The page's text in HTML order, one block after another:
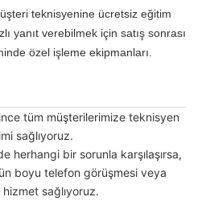
teknisyenine ücretsiz eğitim
yanıt verebilmek için satış sonrası
özel işleme ekipmanları.
tüm müşterilerimize teknisyen
sağlıyoruz.
herhangi bir sorunla karşılaşırsa,
boyu telefon görüşmesi veya
sağlıyoruz.